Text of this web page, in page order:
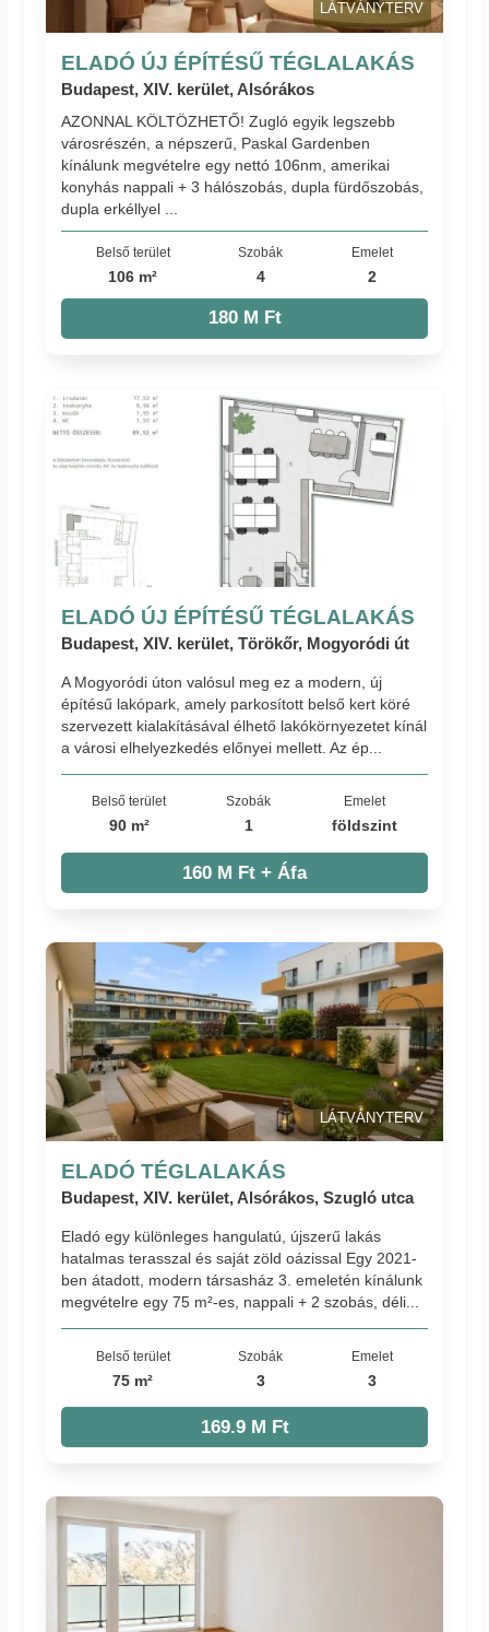
LÁTVÁNYTERV
ELADÓ ÚJ ÉPÍTÉSŰ TÉGLALAKÁS
Budapest, XIV. kerület, Alsórákos
AZONNAL KÖLTÖZHETŐ! Zugló egyik legszebb
városrészén, a népszerű, Paskal Gardenben
kínálunk megvételre egy nettó 106nm, amerikai
konyhás nappali + 3 hálószobás, dupla fürdőszobás,
dupla erkéllyel ...
Belső terület
106 m²
Szobák
4
Emelet
2
180 M Ft
ELADÓ ÚJ ÉPÍTÉSŰ TÉGLALAKÁS
Budapest, XIV. kerület, Törökőr, Mogyoródi út
A Mogyoródi úton valósul meg ez a modern, új
építésű lakópark, amely parkosított belső kert köré
szervezett kialakításával élhető lakókörnyezetet kínál
a városi elhelyezkedés előnyei mellett. Az ép...
Belső terület
90 m²
Szobák
1
Emelet
földszint
160 M Ft + Áfa
LÁTVÁNYTERV
ELADÓ TÉGLALAKÁS
Budapest, XIV. kerület, Alsórákos, Szugló utca
Eladó egy különleges hangulatú, újszerű lakás
hatalmas terasszal és saját zöld oázissal Egy 2021-
ben átadott, modern társasház 3. emeletén kínálunk
megvételre egy 75 m²-es, nappali + 2 szobás, déli...
Belső terület
75 m²
Szobák
3
Emelet
3
169.9 M Ft